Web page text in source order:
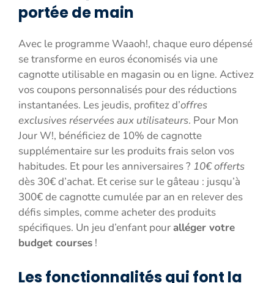
portée de main
Avec le programme Waaoh!, chaque euro dépensé
se transforme en euros économisés via une
cagnotte utilisable en magasin ou en ligne. Activez
vos coupons personnalisés pour des réductions
instantanées. Les jeudis, profitez d’offres
exclusives réservées aux utilisateurs. Pour Mon
Jour W!, bénéficiez de 10% de cagnotte
supplémentaire sur les produits frais selon vos
habitudes. Et pour les anniversaires ? 10€ offerts
dès 30€ d’achat. Et cerise sur le gâteau : jusqu’à
300€ de cagnotte cumulée par an en relever des
défis simples, comme acheter des produits
spécifiques. Un jeu d’enfant pouralléger votre
budget courses !
Les fonctionnalités qui font la